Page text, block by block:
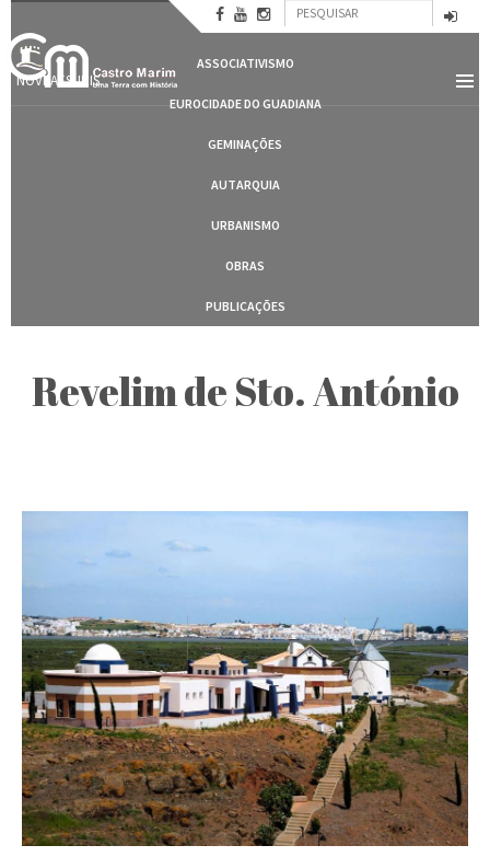
para
conteúdo
Formulário
de
pesquisa
Pesquisar
NOVBAESURIS
CASTRO MARIM
ASSOCIATIVISMO
EUROCIDADE DO GUADIANA
GEMINAÇÕES
AUTARQUIA
URBANISMO
OBRAS
PUBLICAÇÕES
Revelim de Sto. António